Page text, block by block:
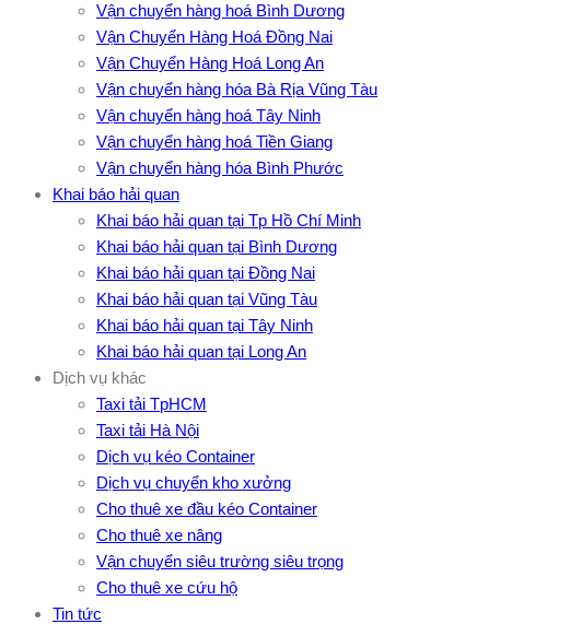
Vận chuyển hàng hoá Bình Dương
Vận Chuyển Hàng Hoá Đồng Nai
Vận Chuyển Hàng Hoá Long An
Vận chuyển hàng hóa Bà Rịa Vũng Tàu
Vận chuyển hàng hoá Tây Ninh
Vận chuyển hàng hoá Tiền Giang
Vận chuyển hàng hóa Bình Phước
Khai báo hải quan
Khai báo hải quan tại Tp Hồ Chí Minh
Khai báo hải quan tại Bình Dương
Khai báo hải quan tại Đồng Nai
Khai báo hải quan tại Vũng Tàu
Khai báo hải quan tại Tây Ninh
Khai báo hải quan tại Long An
Dịch vụ khác
Taxi tải TpHCM
Taxi tải Hà Nội
Dịch vụ kéo Container
Dịch vụ chuyển kho xưởng
Cho thuê xe đầu kéo Container
Cho thuê xe nâng
Vận chuyển siêu trường siêu trọng
Cho thuê xe cứu hộ
Tin tức